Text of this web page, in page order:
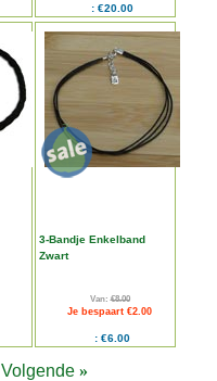
€20.00
3-Bandje Enkelband
Zwart
Van:€8.00
Je bespaart €2.00
€6.00
Volgende »